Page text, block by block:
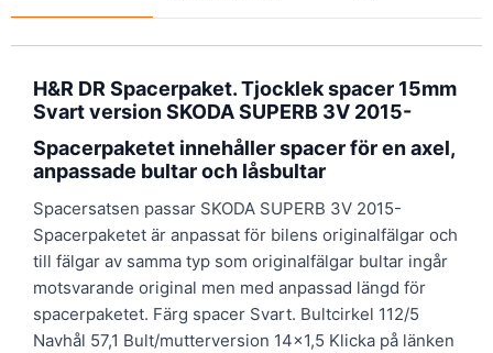
H&R DR Spacerpaket. Tjocklek spacer 15mm
Svart version SKODA SUPERB 3V 2015-
Spacerpaketet innehåller spacer för en axel,
anpassade bultar och låsbultar
Spacersatsen passar SKODA SUPERB 3V 2015-
Spacerpaketet är anpassat för bilens originalfälgar och
till fälgar av samma typ som originalfälgar bultar ingår
motsvarande original men med anpassad längd för
spacerpaketet. Färg spacer Svart. Bultcirkel 112/5
Navhål 57,1 Bult/mutterversion 14×1,5 Klicka på länken